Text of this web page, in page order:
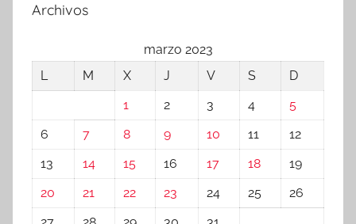
Archivos
marzo 2023
L
M X J V S
D
1
2 3 4
5
6
7 8 9 10 11
12
13
14 15 16 17 18
19
20
21 22 23 24 25
26